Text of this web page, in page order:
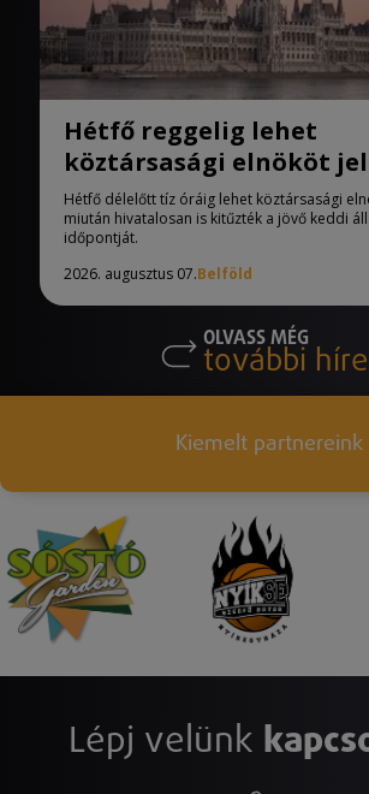
Hétfő reggelig lehet
köztársasági elnököt
Hétfő délelőtt tíz óráig lehet köztársasági
miután hivatalosan is kitűzték a jövő keddi
időpontját.
2026. augusztus 07.Belföld
OLVASS MÉG
további
Kiemelt partnereink
Lépj velünk